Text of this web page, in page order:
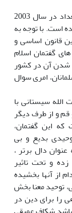
جامعه قومی- فرقه ای عراق، بعد از سقوط بغداد در سال 2003
است. با توجه به
قانون اساسی و
گفتمان اسلام
شدن آن در کشور
امری سوال
سیستانی با
و از طرف دیگر
که این گفتمان،
بدیع و بی
دال برتر ،
و تحت تاثیر
از آنها بخشیده
توحید معنا بخش
را برای دین در